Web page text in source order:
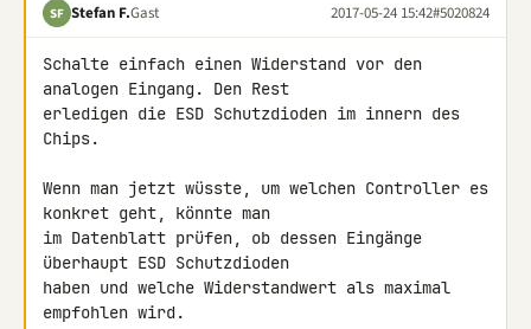
SF Stefan F.Gast 2017-05-24 15:42#5020824
Schalte einfach einen Widerstand vor den
analogen Eingang. Den Rest
erledigen die ESD Schutzdioden im innern des
Chips.
Wenn man jetzt wüsste, um welchen Controller es
konkret geht, könnte man
im Datenblatt prüfen, ob dessen Eingänge
überhaupt ESD Schutzdioden
haben und welche Widerstandwert als maximal
empfohlen wird.